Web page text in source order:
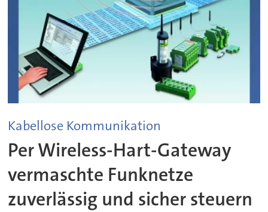
Kabellose Kommunikation
Per Wireless-Hart-Gateway
vermaschte Funknetze
zuverlässig und sicher steuern